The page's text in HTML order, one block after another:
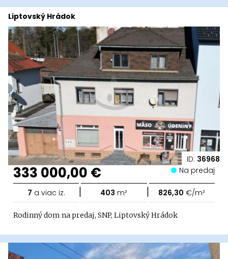
ID: 36968
Liptovský Hrádok
333 000,00 € Na predaj
7 a viac iz. | 403 m² | 826,30 €/m²
Rodinný dom na predaj, SNP, Liptovský Hrádok